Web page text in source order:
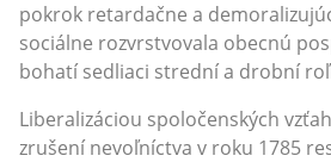
pokrok retardačne a
sociálne rozvrstvovala obecnú
bohatí sedliaci strední a drobní
Liberalizáciou spoločenských
zrušení nevoľníctva v roku 1785